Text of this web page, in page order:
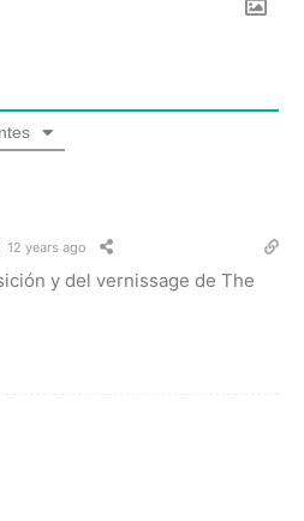
12 years ago
y del vernissage de The